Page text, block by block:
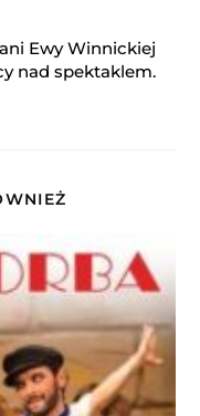
Ewy Winnickiej
nad spektaklem.